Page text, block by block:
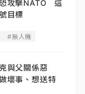
攻擊NATO 這
目標
#無人機
與父關係惡
壞事、想送特